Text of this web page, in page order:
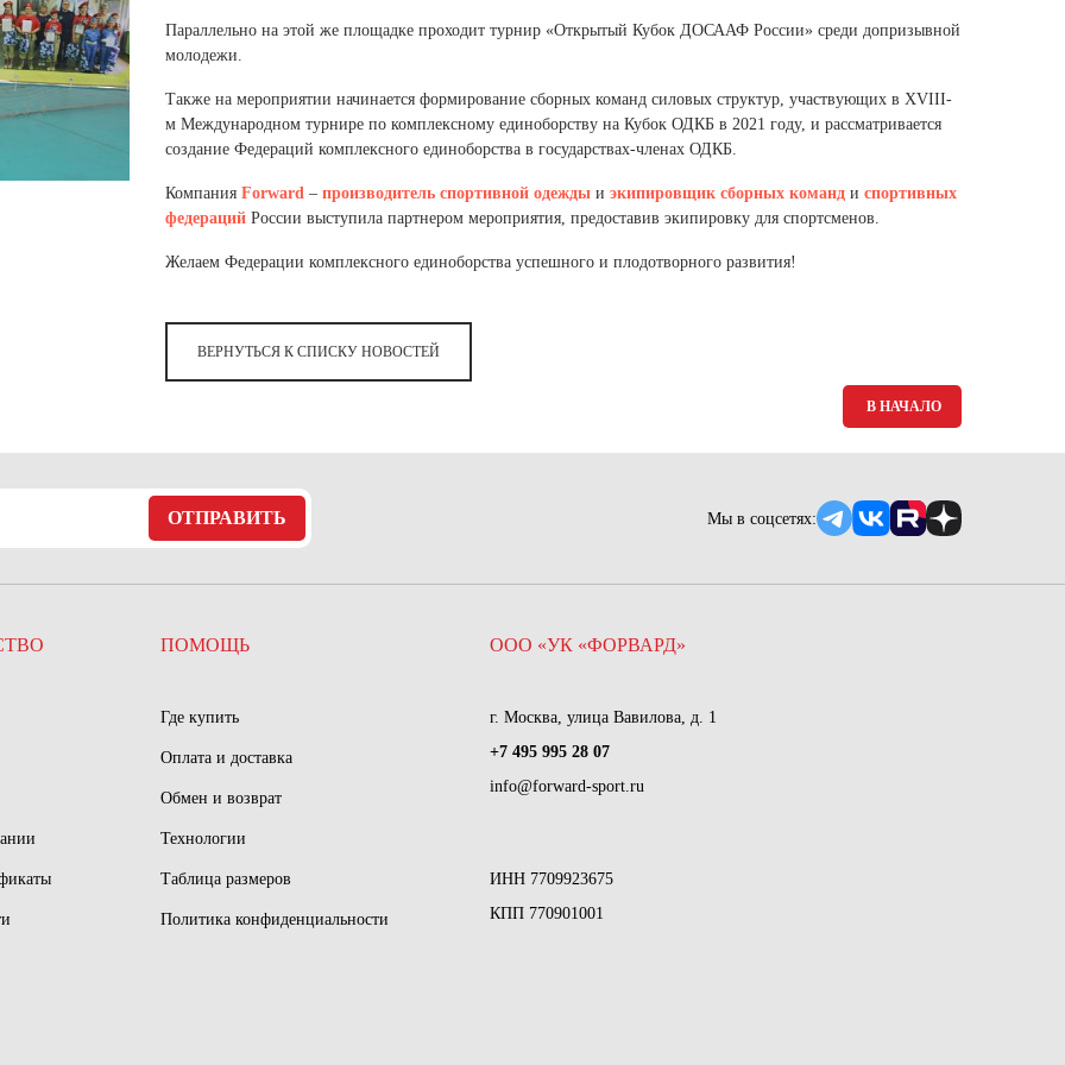
пуховики
пуховики
пуховики
край (5)
(1)
МО (14)
Саратовская область (1)
Северная Осетия (2)
Смоленская область (1)
(1)
Параллельно на этой же площадке проходит турнир «Открытый Кубок ДОСААФ России» среди допризывной
молодежи.
Также на мероприятии начинается формирование сборных команд силовых структур, участвующих в XVIII-
м Международном турнире по комплексному единоборству на Кубок ОДКБ в 2021 году, и рассматривается
создание Федераций комплексного единоборства в государствах-членах ОДКБ.
Компания Forward – производитель спортивной одежды и экипировщик сборных команд и спортивных
федераций России выступила партнером мероприятия, предоставив экипировку для спортсменов.
Желаем Федерации комплексного единоборства успешного и плодотворного развития!
ВЕРНУТЬСЯ К СПИСКУ НОВОСТЕЙ
В НАЧАЛО
ОТПРАВИТЬ Мы в соцсетях:
ПОМОЩЬ
Где купить
Оплата и доставка
Обмен и возврат
Технологии
Таблица размеров
Политика конфиденциальности
ООО «УК «ФОРВАРД»
г. Москва, улица Вавилова, д. 1
+7 495 995 28 07
info@forward-sport.ru
ИНН 7709923675
КПП 770901001